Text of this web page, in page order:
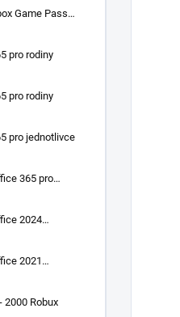
Game Pass
pro rodiny
pro rodiny
pro jednotlivce
365 pro
2024
2021
2000 Robux